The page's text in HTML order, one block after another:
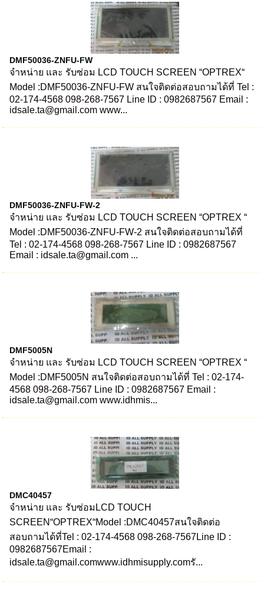
DMF50036-ZNFU-FW
จำหน่าย และ รับซ่อม LCD TOUCH SCREEN “OPTREX“
Model :DMF50036-ZNFU-FW สนใจติดต่อสอบถามได้ที่ Tel :
02-174-4568 098-268-7567 Line ID : 0982687567 Email :
idsale.ta@gmail.com www...
DMF50036-ZNFU-FW-2
จำหน่าย และ รับซ่อม LCD TOUCH SCREEN “OPTREX “
Model :DMF50036-ZNFU-FW-2 สนใจติดต่อสอบถามได้ที่
Tel : 02-174-4568 098-268-7567 Line ID : 0982687567
Email : idsale.ta@gmail.com ...
DMF5005N
จำหน่าย และ รับซ่อม LCD TOUCH SCREEN “OPTREX “
Model :DMF5005N สนใจติดต่อสอบถามได้ที่ Tel : 02-174-
4568 098-268-7567 Line ID : 0982687567 Email :
idsale.ta@gmail.com www.idhmis...
DMC40457
จำหน่าย และ รับซ่อมLCD TOUCH
SCREEN“OPTREX“Model :DMC40457สนใจติดต่อ
สอบถามได้ที่Tel : 02-174-4568 098-268-7567Line ID :
0982687567Email :
idsale.ta@gmail.comwww.idhmisupply.comรั...